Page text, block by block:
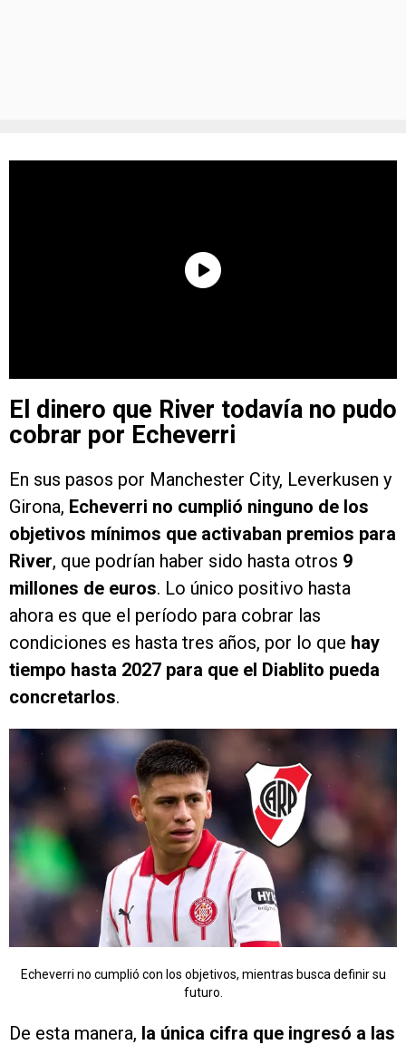
El dinero que River todavía no pudo
cobrar por Echeverri
En sus pasos por Manchester City, Leverkusen y
Girona, Echeverri no cumplió ninguno de los
objetivos mínimos que activaban premios para
River, que podrían haber sido hasta otros 9
millones de euros. Lo único positivo hasta
ahora es que el período para cobrar las
condiciones es hasta tres años, por lo que hay
tiempo hasta 2027 para que el Diablito pueda
concretarlos.
Echeverri no cumplió con los objetivos, mientras busca definir su
futuro.
De esta manera, la única cifra que ingresó a las